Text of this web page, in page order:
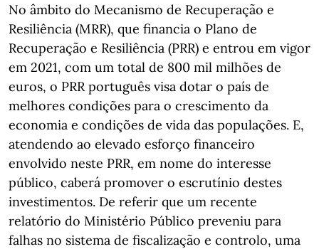
No âmbito do Mecanismo de Recuperação e
Resiliência (MRR), que financia o Plano de
Recuperação e Resiliência (PRR) e entrou em vigor
em 2021, com um total de 800 mil milhões de
euros, o PRR português visa dotar o país de
melhores condições para o crescimento da
economia e condições de vida das populações. E,
atendendo ao elevado esforço financeiro
envolvido neste PRR, em nome do interesse
público, caberá promover o escrutínio destes
investimentos. De referir que um recente
relatório do Ministério Público preveniu para
falhas no sistema de fiscalização e controlo, uma